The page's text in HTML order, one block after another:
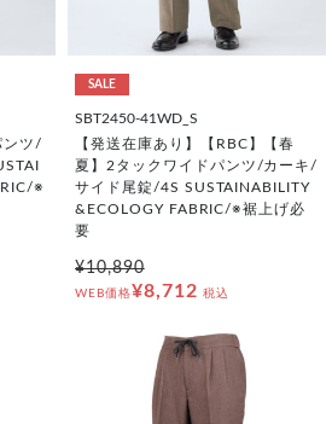
ンツ/
※
SALE
SBT2450-41WD_S
【発送在庫あり】【RBC】【春
夏】2タックワイドパンツ/カーキ/
サイド尾錠/4S SUSTAINABILITY
&ECOLOGY FABRIC/※裾上げ必
要
¥10,890
WEB価格¥8,712 税込